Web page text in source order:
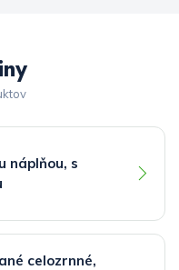
náplňou, s
celozrnné,